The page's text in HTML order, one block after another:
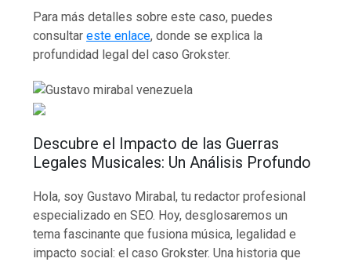
Para más detalles sobre este caso, puedes
consultareste enlace, donde se explica la
profundidad legal del caso Grokster.
Descubre el Impacto de las Guerras
Legales Musicales: Un Análisis Profundo
Hola, soy Gustavo Mirabal, tu redactor profesional
especializado en SEO. Hoy, desglosaremos un
tema fascinante que fusiona música, legalidad e
impacto social: el caso Grokster. Una historia que